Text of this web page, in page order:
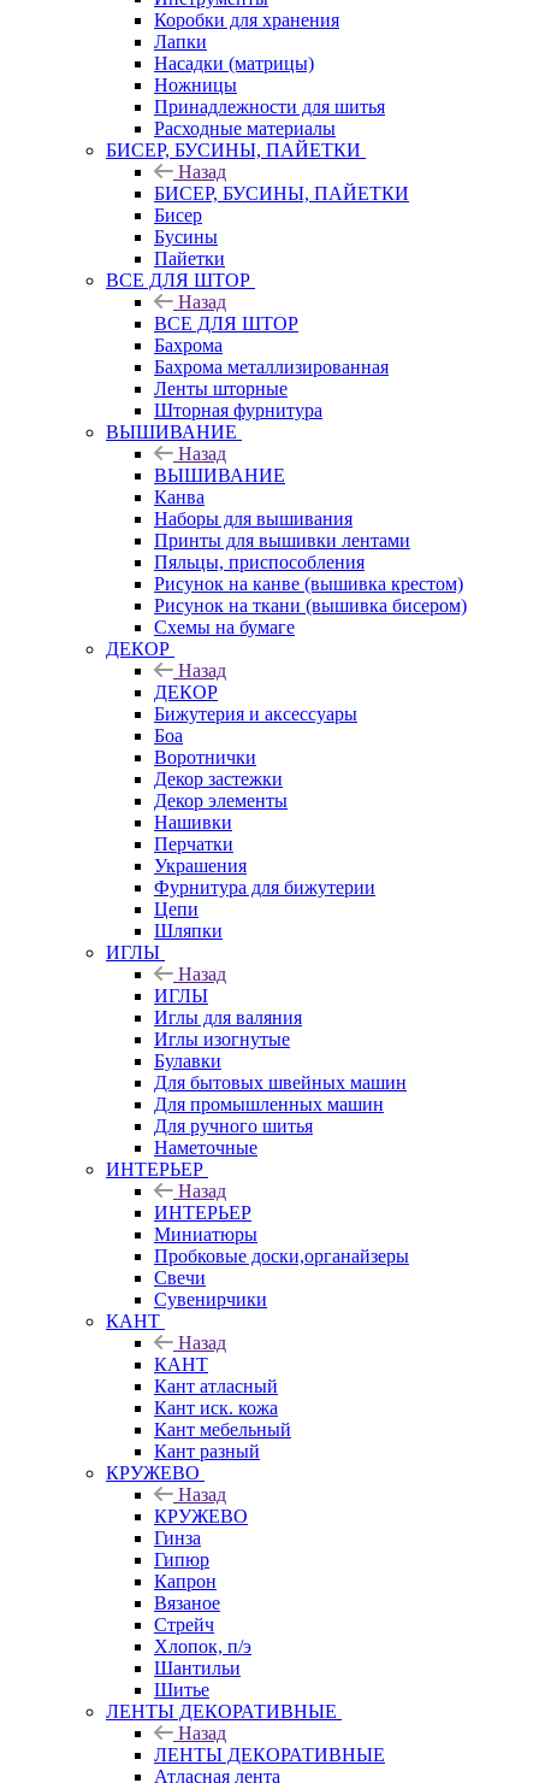
Коробки для хранения
Лапки
Насадки (матрицы)
Ножницы
Принадлежности для шитья
Расходные материалы
БИСЕР, БУСИНЫ, ПАЙЕТКИ
Назад
БИСЕР, БУСИНЫ, ПАЙЕТКИ
Бисер
Бусины
Пайетки
ВСЕ ДЛЯ ШТОР
Назад
ВСЕ ДЛЯ ШТОР
Бахрома
Бахрома металлизированная
Ленты шторные
Шторная фурнитура
ВЫШИВАНИЕ
Назад
ВЫШИВАНИЕ
Канва
Наборы для вышивания
Принты для вышивки лентами
Пяльцы, приспособления
Рисунок на канве (вышивка крестом)
Рисунок на ткани (вышивка бисером)
Схемы на бумаге
ДЕКОР
Назад
ДЕКОР
Бижутерия и аксессуары
Боа
Воротнички
Декор застежки
Декор элементы
Нашивки
Перчатки
Украшения
Фурнитура для бижутерии
Цепи
Шляпки
ИГЛЫ
Назад
ИГЛЫ
Иглы для валяния
Иглы изогнутые
Булавки
Для бытовых швейных машин
Для промышленных машин
Для ручного шитья
Наметочные
ИНТЕРЬЕР
Назад
ИНТЕРЬЕР
Миниатюры
Пробковые доски,органайзеры
Свечи
Сувенирчики
КАНТ
Назад
КАНТ
Кант атласный
Кант иск. кожа
Кант мебельный
Кант разный
КРУЖЕВО
Назад
КРУЖЕВО
Гинза
Гипюр
Капрон
Вязаное
Стрейч
Хлопок, п/э
Шантильи
Шитье
ЛЕНТЫ ДЕКОРАТИВНЫЕ
Назад
ЛЕНТЫ ДЕКОРАТИВНЫЕ
Атласная лента